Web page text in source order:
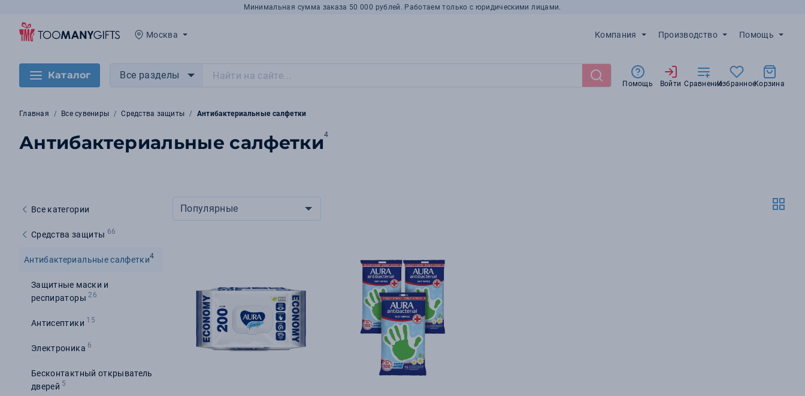
Минимальная сумма заказа 50 000 рублей. Работаем только с юридическими лицами.
Москва Компания Производство Помощь
Каталог Все разделы
Помощь Войти СравнениеИзбранноеКорзина
Главная Все сувениры Средства защиты Антибактериальные салфетки
Антибактериальные салфетки4
Все категории
Средства защиты 66
Антибактериальные салфетки4
Защитные маски и
респираторы26
Антисептики 15
Электроника 6
Бесконтактный открыватель
дверей 5
Популярные